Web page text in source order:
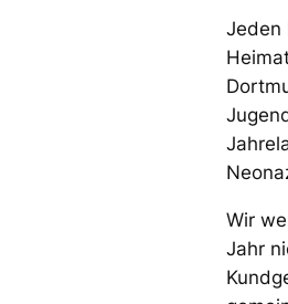
Jeden
Wir
Jahr